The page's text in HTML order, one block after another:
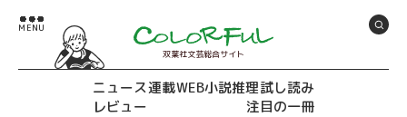
双葉社文芸総合サイト
ニュース連載WEB小説推理試し読み
レビュー
注目の一冊